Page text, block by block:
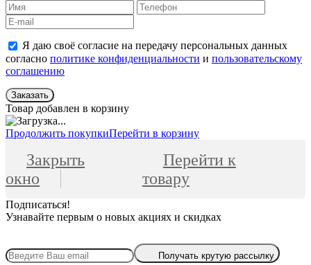
Я даю своё согласие на передачу персональных данных
согласно политике конфиденциальности и пользовательскому
соглашению
Заказать
Товар добавлен в корзину
Продолжить покупкиПерейти в корзину
Закрыть
окно
Перейти к
товару
Подписаться!
Узнавайте первым о новых акциях и скидках
Получать крутую рассылку